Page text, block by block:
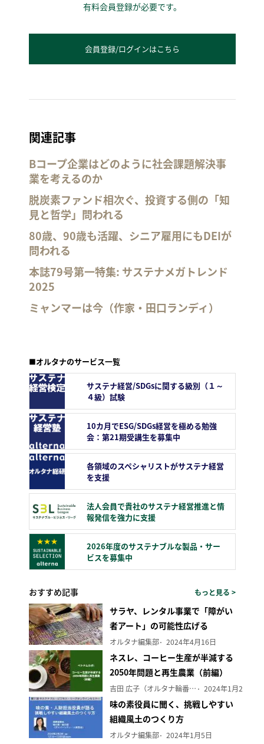
有料会員登録が必要です。
会員登録/ログインはこちら
関連記事
Bコープ企業はどのように社会課題解決事
業を考えるのか
脱炭素ファンド相次ぐ、投資する側の「知
見と哲学」問われる
80歳、90歳も活躍、シニア雇用にもDEIが
問われる
本誌79号第一特集: サステナメガトレンド
2025
ミャンマーは今（作家・田口ランディ）
■オルタナのサービス一覧
サステナ経営/SDGsに関する級別（１～
４級）試験
10カ月でESG/SDGs経営を極める勉強
会：第21期受講生を募集中
各領域のスペシャリストがサステナ経営
を支援
法人会員で貴社のサステナ経営推進と情
報発信を強力に支援
2026年度のサステナブルな製品・サー
ビスを募集中
おすすめ記事 もっと見る >
サラヤ、レンタル事業で「障がい
者アート」の可能性広げる
オルタナ編集部 2024年4月16日
ネスレ、コーヒー生産が半減する
2050年問題と再生農業（前編）
吉田 広子（オルタナ輪番編集長） 2024年1月29日
味の素役員に聞く、挑戦しやすい
組織風土のつくり方
オルタナ編集部 2024年1月5日